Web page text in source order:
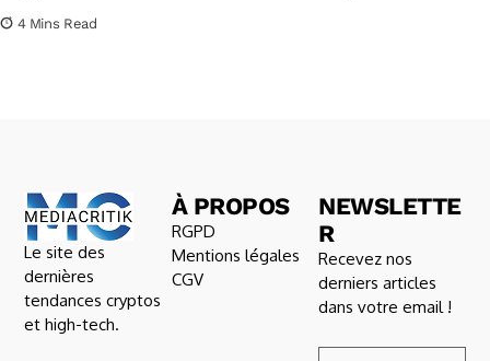
4 Mins Read
Le site des
dernières
tendances cryptos
et high-tech.
À PROPOS
RGPD
Mentions légales
CGV
NEWSLETTE
R
Recevez nos
derniers articles
dans votre email !